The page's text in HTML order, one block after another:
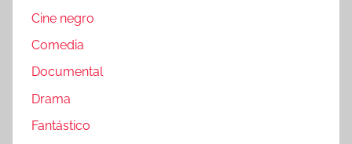
Cine negro
Comedia
Documental
Drama
Fantástico